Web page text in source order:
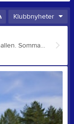
Klubbnyheter
Motionstiden är inställd pga annan aktivitet i hallen. Sommarens sista motionstid är torsdag 13 augusti k18.00-20.00 Därefter startar de ordinarie träningstiderna från och med tisdag 18 augusti.